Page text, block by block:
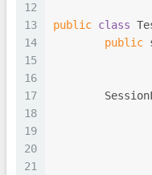
12
13
14
15
16
17
18
19
20
21
public class
public